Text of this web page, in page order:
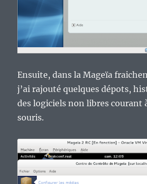
Ensuite, dans la Mageïa
j’ai rajouté quelques dépots,
des logiciels non libres courant
souris.